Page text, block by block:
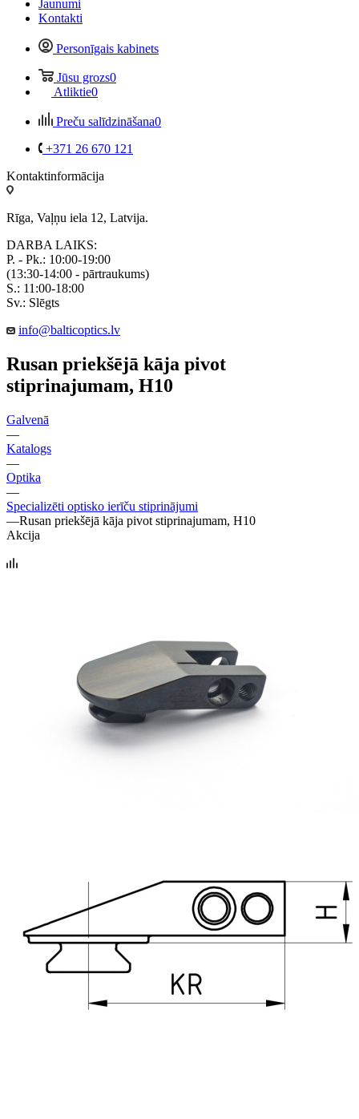
Jaunumi
Kontakti
Personīgais kabinets
Jūsu grozs0
Atliktie0
Preču salīdzināšana0
+371 26 670 121
Kontaktinformācija
Rīga, Vaļņu iela 12, Latvija.
DARBA LAIKS:
P. - Pk.: 10:00-19:00
(13:30-14:00 - pārtraukums)
S.: 11:00-18:00
Sv.: Slēgts
info@balticoptics.lv
Rusan priekšējā kāja pivot
stiprinajumam, H10
Galvenā
—
Katalogs
—
Optika
—
Specializēti optisko ierīču stiprinājumi
—Rusan priekšējā kāja pivot stiprinajumam, H10
Akcija